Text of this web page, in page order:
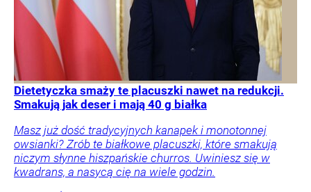
Dietetyczka smaży te placuszki nawet na redukcji.
Smakują jak deser i mają 40 g białka
Masz już dość tradycyjnych kanapek i monotonnej
owsianki? Zrób te białkowe placuszki, które smakują
niczym słynne hiszpańskie churros. Uwiniesz się w
kwadrans, a nasycą cię na wiele godzin.